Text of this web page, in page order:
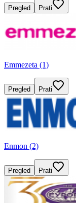
Pregled Prati
Emmezeta (1)
Pregled Prati
Enmon (2)
Pregled Prati